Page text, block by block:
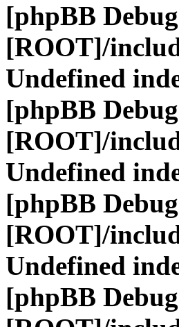
[phpBB
[ROOT]/
Undefined
[phpBB
[ROOT]/
Undefined
[phpBB
[ROOT]/
Undefined
[phpBB